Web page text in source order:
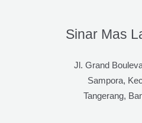
Sinar Mas
Jl. Grand
Sampora,
Tangerang,